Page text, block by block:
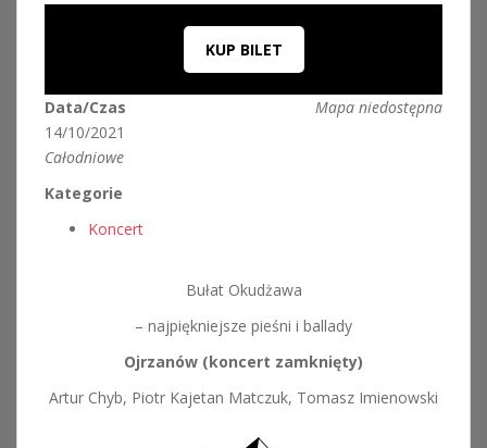
KUP BILET
Mapa niedostępna
Data/Czas
14/10/2021
Całodniowe
Kategorie
Koncert
Bułat Okudżawa
– najpiękniejsze pieśni i ballady
Ojrzanów (koncert zamknięty)
Artur Chyb, Piotr Kajetan Matczuk, Tomasz Imienowski